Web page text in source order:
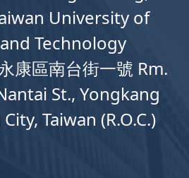
University of
Technology
康區南台街一號 Rm.
St., Yongkang
Taiwan (R.O.C.)